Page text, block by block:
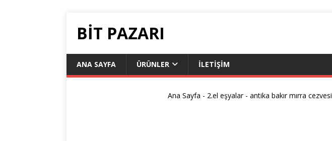
BIT PAZARI
ANA SAYFA ÜRÜNLER İLETİŞİM
Ana Sayfa - 2.el eşyalar-antika bakır mırra cezvesi